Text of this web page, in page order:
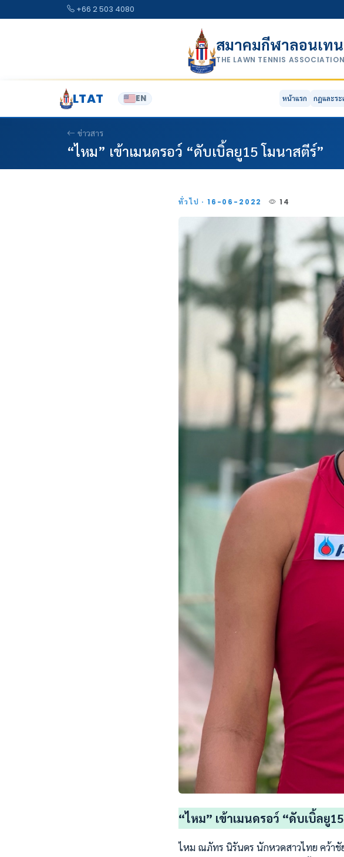
+66 2 503 4080
สมาคมกีฬาลอนเท
THE LAWN TENNIS
LTAT EN หน้าแรก กฎและระ
ข่าวสาร
“ไหม” เข้าเมนดรอว์ “ดับเบิ้ลยู15 โมนาสตีร์”
ทั่วไป · 16-06-2022 14
“ไหม” เข้าเมนดรอว์ “ดับเบิ้ลยู
ไหม ณภัทร นิรันดร นักหวดสาวไทย คว้าชั